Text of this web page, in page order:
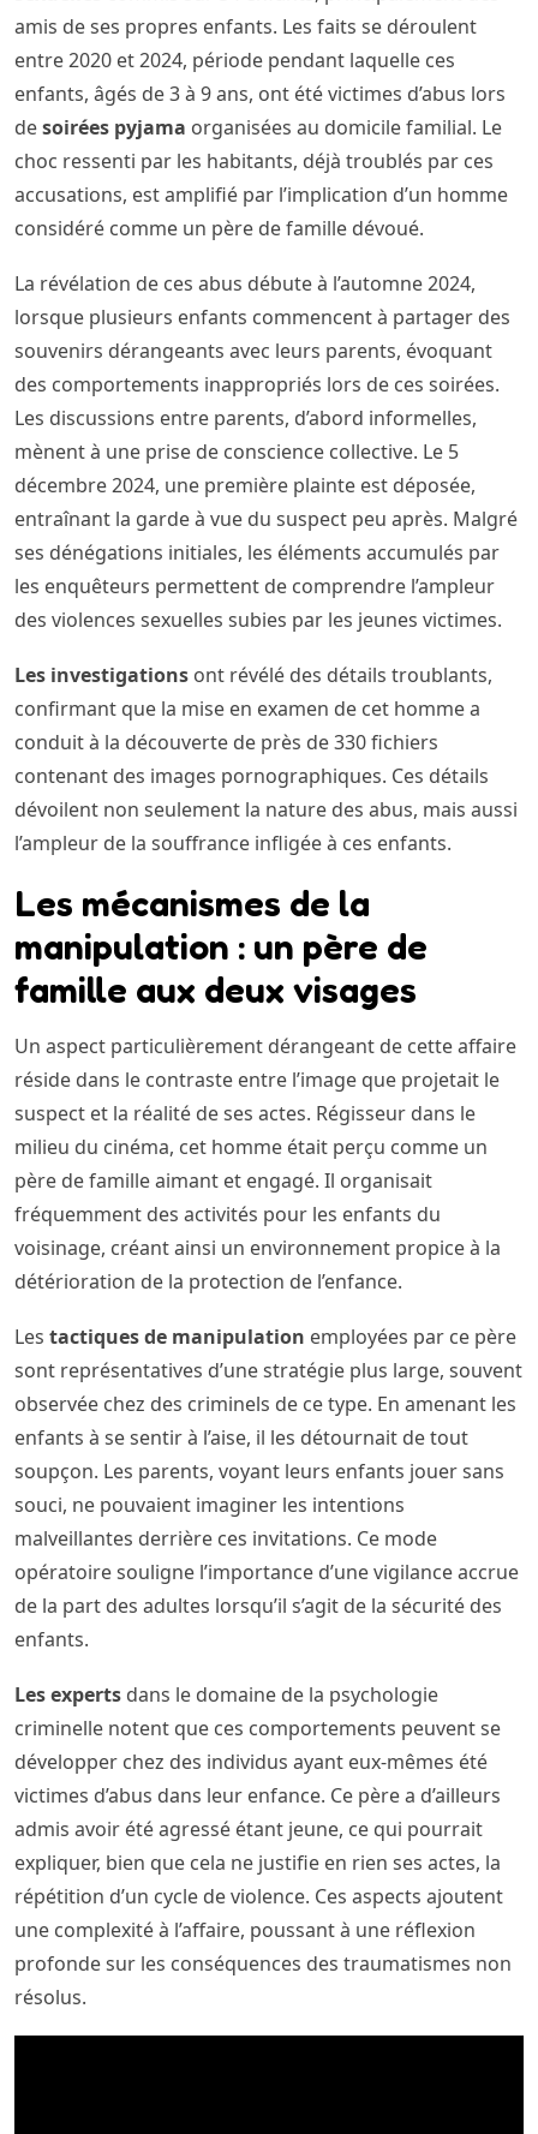
amis de ses propres enfants. Les faits se déroulent
entre 2020 et 2024, période pendant laquelle ces
enfants, âgés de 3 à 9 ans, ont été victimes d’abus lors
desoirées pyjama organisées au domicile familial. Le
choc ressenti par les habitants, déjà troublés par ces
accusations, est amplifié par l’implication d’un homme
considéré comme un père de famille dévoué.
La révélation de ces abus débute à l’automne 2024,
lorsque plusieurs enfants commencent à partager des
souvenirs dérangeants avec leurs parents, évoquant
des comportements inappropriés lors de ces soirées.
Les discussions entre parents, d’abord informelles,
mènent à une prise de conscience collective. Le 5
décembre 2024, une première plainte est déposée,
entraînant la garde à vue du suspect peu après. Malgré
ses dénégations initiales, les éléments accumulés par
les enquêteurs permettent de comprendre l’ampleur
des violences sexuelles subies par les jeunes victimes.
Les investigations ont révélé des détails troublants,
confirmant que la mise en examen de cet homme a
conduit à la découverte de près de 330 fichiers
contenant des images pornographiques. Ces détails
dévoilent non seulement la nature des abus, mais aussi
l’ampleur de la souffrance infligée à ces enfants.
Les mécanismes de la
manipulation : un père de
famille aux deux visages
Un aspect particulièrement dérangeant de cette affaire
réside dans le contraste entre l’image que projetait le
suspect et la réalité de ses actes. Régisseur dans le
milieu du cinéma, cet homme était perçu comme un
père de famille aimant et engagé. Il organisait
fréquemment des activités pour les enfants du
voisinage, créant ainsi un environnement propice à la
détérioration de la protection de l’enfance.
Les tactiques de manipulation employées par ce père
sont représentatives d’une stratégie plus large, souvent
observée chez des criminels de ce type. En amenant les
enfants à se sentir à l’aise, il les détournait de tout
soupçon. Les parents, voyant leurs enfants jouer sans
souci, ne pouvaient imaginer les intentions
malveillantes derrière ces invitations. Ce mode
opératoire souligne l’importance d’une vigilance accrue
de la part des adultes lorsqu’il s’agit de la sécurité des
enfants.
Les experts dans le domaine de la psychologie
criminelle notent que ces comportements peuvent se
développer chez des individus ayant eux-mêmes été
victimes d’abus dans leur enfance. Ce père a d’ailleurs
admis avoir été agressé étant jeune, ce qui pourrait
expliquer, bien que cela ne justifie en rien ses actes, la
répétition d’un cycle de violence. Ces aspects ajoutent
une complexité à l’affaire, poussant à une réflexion
profonde sur les conséquences des traumatismes non
résolus.